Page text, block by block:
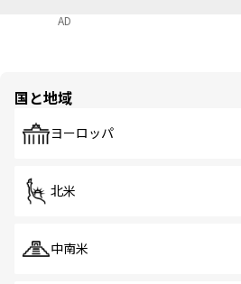
AD
国と地域
ヨーロッパ
北米
中南米